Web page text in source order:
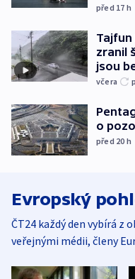
před 17 h
Tajfun
zranil
jsou
včera
o
před 20 h
Evropský
ČT24 každý den vybírá z
veřejnými médii, členy